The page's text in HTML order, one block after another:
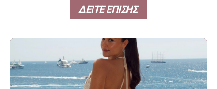
ΔΕΙΤΕ ΕΠΙΣΗΣ